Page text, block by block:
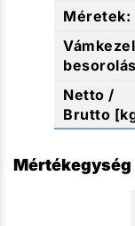
Mértékegység